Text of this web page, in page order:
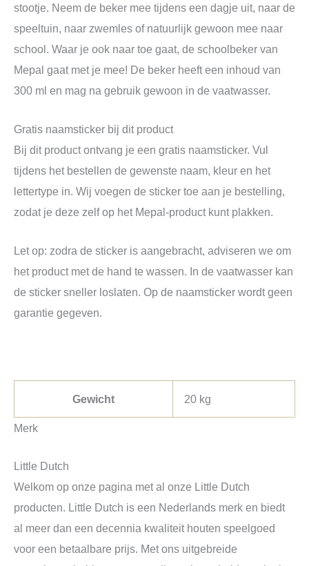
stootje. Neem de beker mee tijdens een dagje uit, naar de
speeltuin, naar zwemles of natuurlijk gewoon mee naar
school. Waar je ook naar toe gaat, de schoolbeker van
Mepal gaat met je mee! De beker heeft een inhoud van
300 ml en mag na gebruik gewoon in de vaatwasser.
Gratis naamsticker bij dit product
Bij dit product ontvang je een gratis naamsticker. Vul
tijdens het bestellen de gewenste naam, kleur en het
lettertype in. Wij voegen de sticker toe aan je bestelling,
zodat je deze zelf op het Mepal‑product kunt plakken.
Let op: zodra de sticker is aangebracht, adviseren we om
het product met de hand te wassen. In de vaatwasser kan
de sticker sneller loslaten. Op de naamsticker wordt geen
garantie gegeven.
Gewicht 20 kg
Merk
Little Dutch
Welkom op onze pagina met al onze Little Dutch
producten. Little Dutch is een Nederlands merk en biedt
al meer dan een decennia kwaliteit houten speelgoed
voor een betaalbare prijs. Met ons uitgebreide